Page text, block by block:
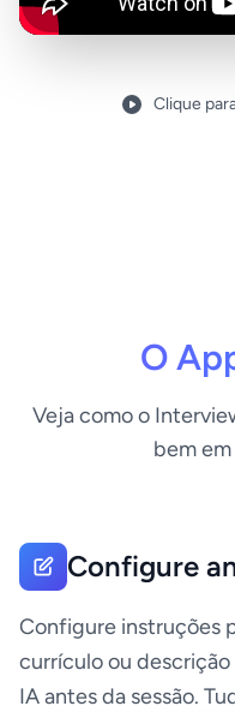
Clique
O
Veja como o
bem
Configure
Configure instruções
currículo ou
IA antes da sessão.